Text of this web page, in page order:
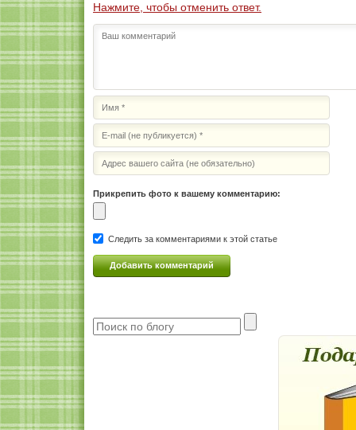
Нажмите, чтобы отменить ответ.
Прикрепить фото к вашему комментарию:
Следить за комментариями к этой статье